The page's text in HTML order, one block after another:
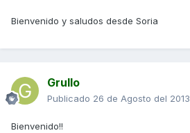
Bienvenido y saludos desde Soria
Grullo
Publicado 26 de Agosto del 2013
Bienvenido!!